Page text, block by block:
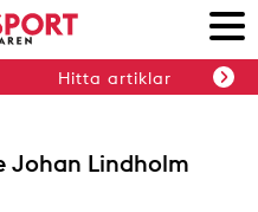
Hitta artiklar
Johan Lindholm